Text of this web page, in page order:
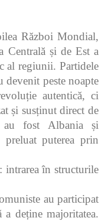
Război Mondial,
Centrală și de Est a
al regiunii. Partidele
devenit peste noapte
autentică, ci
și susținut direct de
au fost Albania și
puterea prin
intrarea în structurile
au participat
deține majoritatea.